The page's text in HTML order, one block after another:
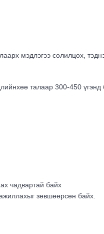
мэдлэгээ солилцох,
талаар 300-450 үгэнд
чадвартай байх
зөвшөөрсөн байх.